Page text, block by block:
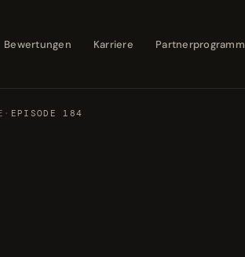
Bewertungen Karriere Partnerprogramm
· EPISODE 184